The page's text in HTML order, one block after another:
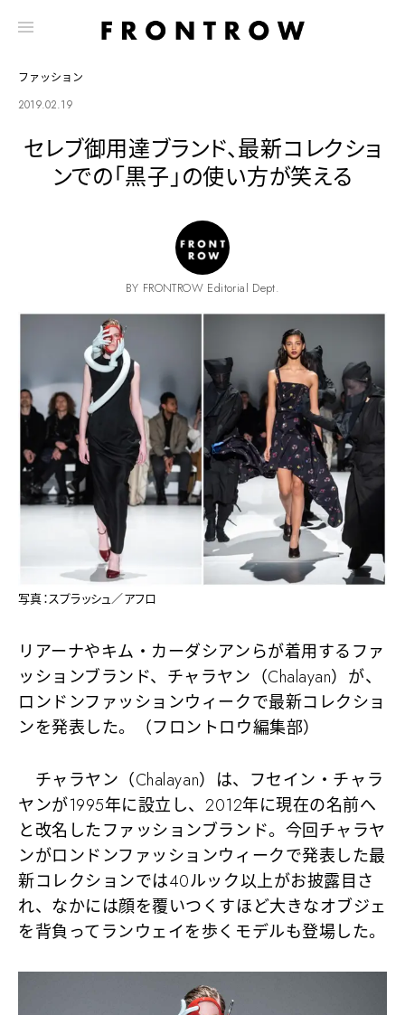
ファッション
2019.02.19
セレブ御用達ブランド、最新コレクショ
ンでの「黒子」の使い方が笑える
BY FRONTROW Editorial Dept.
写真：スプラッシュ／アフロ
リアーナやキム・カーダシアンらが着用するファ
ッションブランド、チャラヤン（Chalayan）が、
ロンドンファッションウィークで最新コレクショ
ンを発表した。（フロントロウ編集部）
チャラヤン（Chalayan）は、フセイン・チャラ
ヤンが1995年に設立し、2012年に現在の名前へ
と改名したファッションブランド。今回チャラヤ
ンがロンドンファッションウィークで発表した最
新コレクションでは40ルック以上がお披露目さ
れ、なかには顔を覆いつくすほど大きなオブジェ
を背負ってランウェイを歩くモデルも登場した。